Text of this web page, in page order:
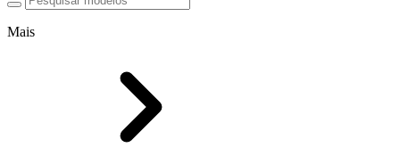
Mais